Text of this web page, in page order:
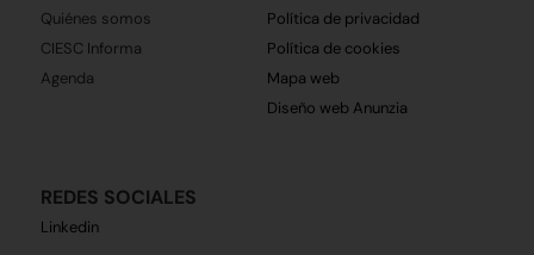
Quiénes somos
CIESC Informa
Agenda
REDES SOCIALES
Linkedin
Política de privacidad
Política de cookies
Mapa web
Diseño web Anunzia